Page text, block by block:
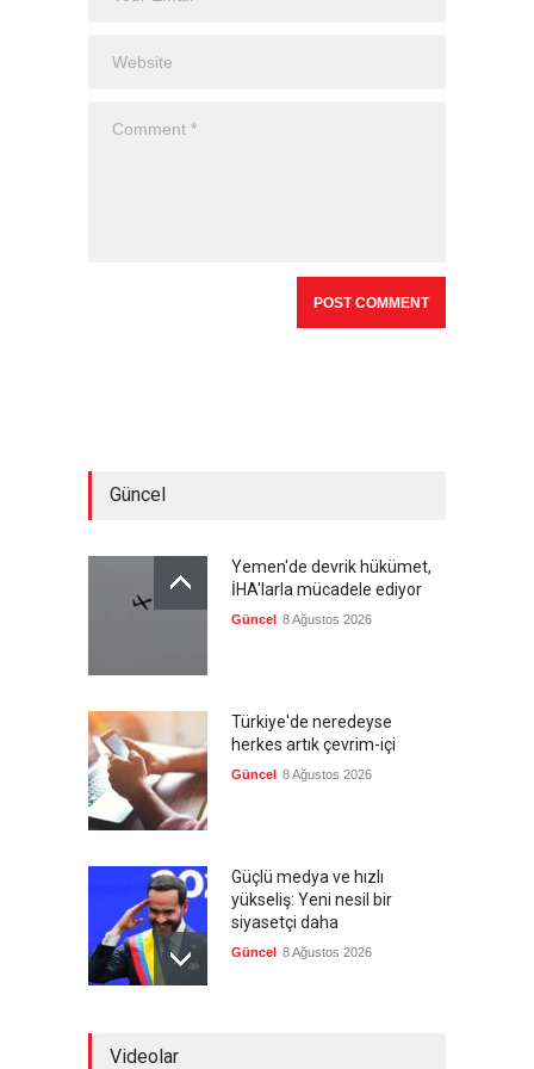
Güncel
Yemen'de devrik hükümet,
İHA'larla mücadele ediyor
Güncel 8 Ağustos 2026
Türkiye'de neredeyse
herkes artık çevrim-içi
Güncel 8 Ağustos 2026
Güçlü medya ve hızlı
yükseliş: Yeni nesil bir
siyasetçi daha
Güncel 8 Ağustos 2026
Videolar